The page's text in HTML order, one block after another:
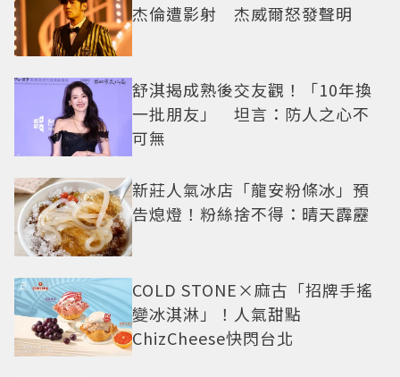
杰倫遭影射 杰威爾怒發聲明
舒淇揭成熟後交友觀！「10年換
一批朋友」 坦言：防人之心不
可無
新莊人氣冰店「龍安粉條冰」預
告熄燈！粉絲捨不得：晴天霹靂
COLD STONE×麻古「招牌手搖
變冰淇淋」！人氣甜點
ChizCheese快閃台北